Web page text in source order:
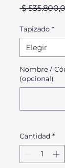
$
Tapizado *
Nombre /
(opcional)
Cantidad *